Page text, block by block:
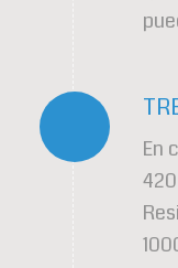
En